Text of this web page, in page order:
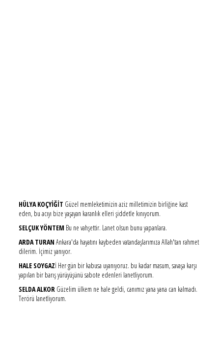
HÜLYA KOÇYİĞİT Güzel memleketimizin aziz milletimizin birliğine kast
eden, bu acıyı bize yaşayan karanlık elleri şiddetle kınıyorum.
SELÇUK YÖNTEM Bu ne vahşettir. Lanet olsun bunu yapanlara.
ARDA TURAN Ankara'da hayatını kaybeden vatandaşlarımıza Allah'tan rahmet
dilerim. İçimiz yanıyor.
HALE SOYGAZİ Her gün bir kabusa uyanıyoruz. bu kadar masum, savaşa karşı
yapılan bir barış yürüyüşünü sabote edenleri lanetliyorum.
SELDA ALKORGüzelim ülkem ne hale geldi, canımız yana yana can kalmadı.
Terörü lanetliyorum.